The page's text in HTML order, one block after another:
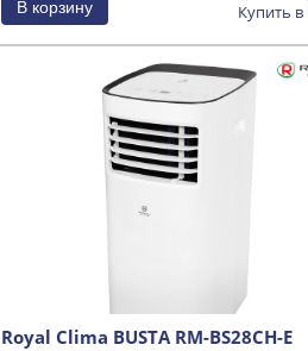
Купить в
Royal Clima BUSTA RM-BS28CH-E